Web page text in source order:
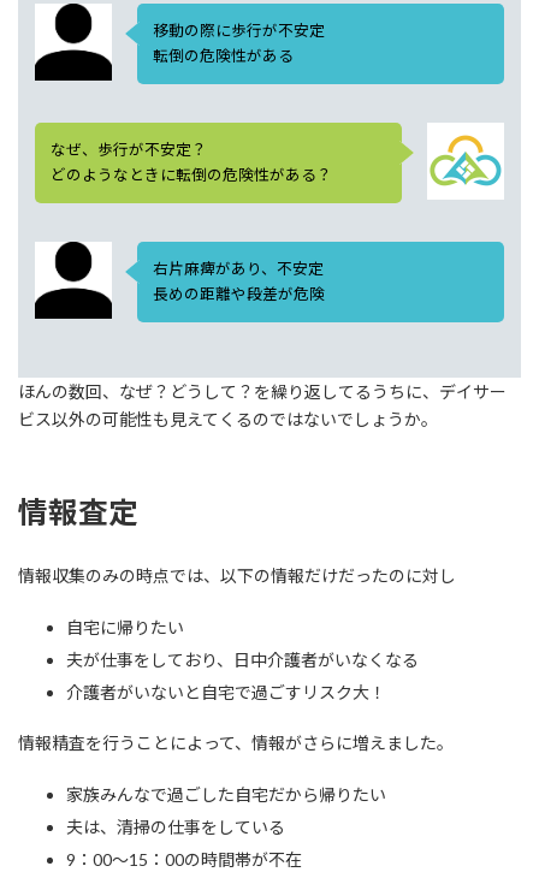
移動の際に歩行が不安定
転倒の危険性がある
なぜ、歩行が不安定？
どのようなときに転倒の危険性がある？
右片麻痺があり、不安定
長めの距離や段差が危険
ほんの数回、なぜ？どうして？を繰り返してるうちに、デイサー
ビス以外の可能性も見えてくるのではないでしょうか。
情報査定
情報収集のみの時点では、以下の情報だけだったのに対し
自宅に帰りたい
夫が仕事をしており、日中介護者がいなくなる
介護者がいないと自宅で過ごすリスク大！
情報精査を行うことによって、情報がさらに増えました。
家族みんなで過ごした自宅だから帰りたい
夫は、清掃の仕事をしている
9：00～15：00の時間帯が不在